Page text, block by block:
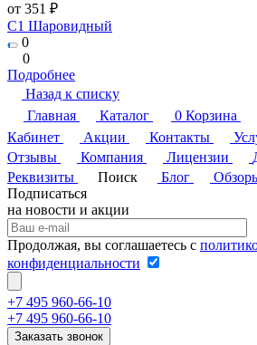
от 351 ₽
C1 Шаровидный
0
0
Подробнее
Назад к списку
Главная
Каталог 0 Корзина
Кабинет
Акции Контакты
Отзывы
Компания Лицензии
Реквизиты
Поиск Блог
Подписаться
на новости и акции
Продолжая, вы соглашаетесь с
конфиденциальности
+7 495 960-66-10
+7 495 960-66-10
Заказать звонок